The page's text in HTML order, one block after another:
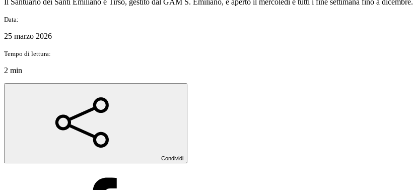
Data:
25 marzo 2026
Tempo di lettura:
2 min
Condividi